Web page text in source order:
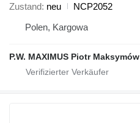
Zustand neu
NCP2052
Polen, Kargowa
P.W. MAXIMUS Piotr Maksymów